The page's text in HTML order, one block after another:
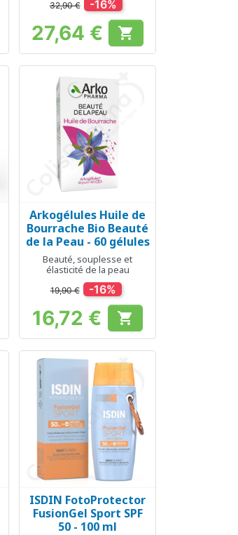
32,90 € -16%
Prix
27,64 € 
Aperçu rapide
Arkogélules Huile de
Bourrache Bio Beauté
de la Peau - 60 gélules
Beauté, souplesse et
élasticité de la peau
19,90 € -16%
Prix
16,72 € 
Aperçu rapide
ISDIN FotoProtector
FusionGel Sport SPF
50 - 100 ml